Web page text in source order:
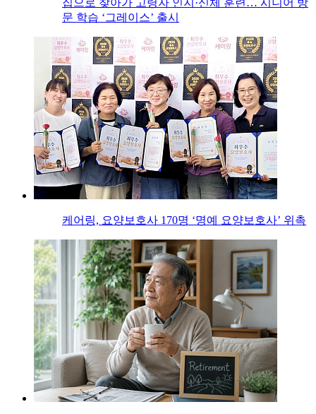
집으로 찾아가 고령자 인지·신체 훈련… 시니어 방
문 학습 ‘그레이스’ 출시
케어링, 요양보호사 170명 ‘명예 요양보호사’ 위촉